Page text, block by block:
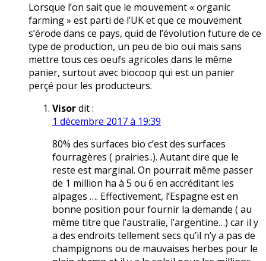
Lorsque l’on sait que le mouvement « organic
farming » est parti de l’UK et que ce mouvement
s’érode dans ce pays, quid de l’évolution future de ce
type de production, un peu de bio oui mais sans
mettre tous ces oeufs agricoles dans le même
panier, surtout avec biocoop qui est un panier
perçé pour les producteurs.
Visordit :
1 décembre 2017 à 19:39
80% des surfaces bio c’est des surfaces
fourragères ( prairies..). Autant dire que le
reste est marginal. On pourrait même passer
de 1 million ha à 5 ou 6 en accréditant les
alpages …. Effectivement, l’Espagne est en
bonne position pour fournir la demande ( au
même titre que l’australie, l’argentine…) car il y
a des endroits tellement secs qu’il n’y a pas de
champignons ou de mauvaises herbes pour le